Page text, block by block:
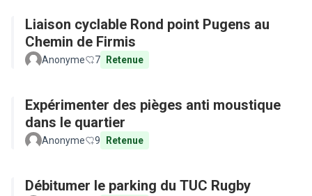
Liaison cyclable Rond point Pugens au
Chemin de Firmis
Anonyme 7 Retenue
Expérimenter des pièges anti moustique
dans le quartier
Anonyme 9 Retenue
Débitumer le parking du TUC Rugby